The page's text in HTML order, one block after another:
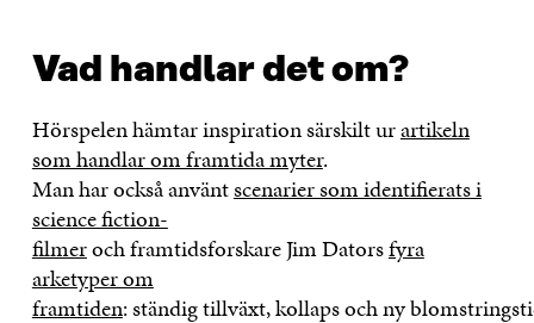
Å
F
C
B
O
O
Ö
P
Å
T
I
T
E
R
Ö
P
P
N
Å
L
N
E
D
N
Ö
P
I
A
-
O
S
P
R
A
R
K
N
L
Vad handlar det om?
Hörspelen hämtar inspiration särskilt urartikeln
som handlar om framtida myter.
Man har också använtscenarier som identifierats i
science fiction-
filmeroch framtidsforskare Jim Datorsfyra
arketyper om
framtiden: ständig tillväxt, kollaps och ny